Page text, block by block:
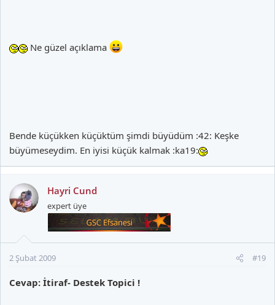
Ne güzel açıklama
Bende küçükken küçüktüm şimdi büyüdüm :42: Keşke
büyümeseydim. En iyisi küçük kalmak :ka19:
Hayri Cund
expert üye
2 Şubat 2009 #19
Cevap: İtiraf- Destek Topici !